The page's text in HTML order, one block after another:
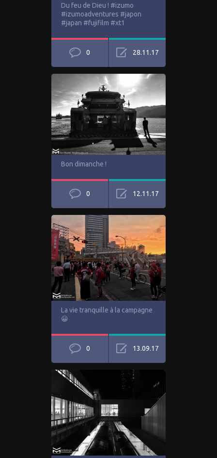
Du feu de Dieu ! #izumo
#izumoadventures #japon
#japan #fujifilm #xt1
0 28.11.17
Bon dimanche !
0 12.11.17
La vie tranquille à la campagne
😀
0 13.09.17